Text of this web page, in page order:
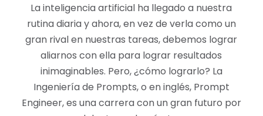
La inteligencia artificial ha llegado a nuestra
rutina diaria y ahora, en vez de verla como un
gran rival en nuestras tareas, debemos lograr
aliarnos con ella para lograr resultados
inimaginables. Pero, ¿cómo lograrlo? La
Ingeniería de Prompts, o en inglés, Prompt
Engineer, es una carrera con un gran futuro por